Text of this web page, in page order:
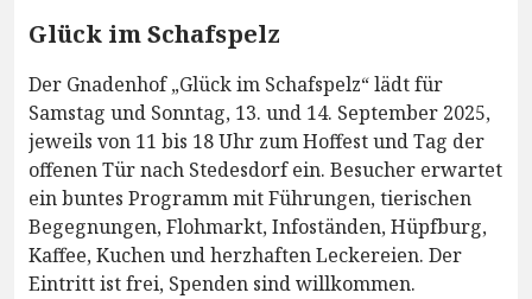
Glück im Schafspelz
Der Gnadenhof „Glück im Schafspelz“ lädt für
Samstag und Sonntag, 13. und 14. September 2025,
jeweils von 11 bis 18 Uhr zum Hoffest und Tag der
offenen Tür nach Stedesdorf ein. Besucher erwartet
ein buntes Programm mit Führungen, tierischen
Begegnungen, Flohmarkt, Infoständen, Hüpfburg,
Kaffee, Kuchen und herzhaften Leckereien. Der
Eintritt ist frei, Spenden sind willkommen.